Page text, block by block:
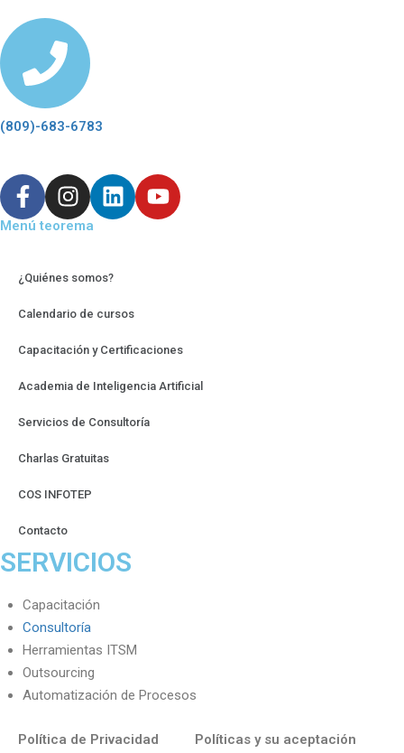
(809)-683-6783
Menú teorema
¿Quiénes somos?
Calendario de cursos
Capacitación y Certificaciones
Academia de Inteligencia Artificial
Servicios de Consultoría
Charlas Gratuitas
COS INFOTEP
Contacto
SERVICIOS
Capacitación
Consultoría
Herramientas ITSM
Outsourcing
Automatización de Procesos
Política de Privacidad Políticas y su aceptación